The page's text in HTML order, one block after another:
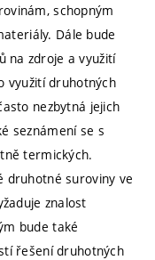
schopným
Dále bude
na zdroje a využití
využití druhotných
nezbytná jejich
seznámení se s
termických.
druhotné suroviny ve
znalost
bude také
řešení druhotných